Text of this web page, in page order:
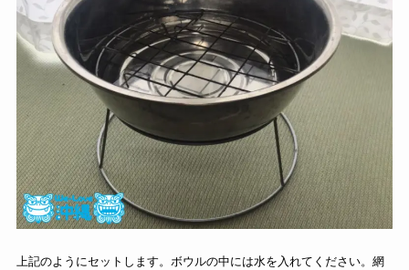
上記のようにセットします。ボウルの中には水を入れてください。網